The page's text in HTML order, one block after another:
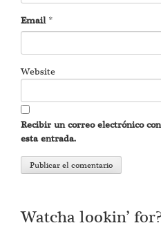
Email *
Website
Recibir un correo electrónico
esta entrada.
Watcha lookin’ for?